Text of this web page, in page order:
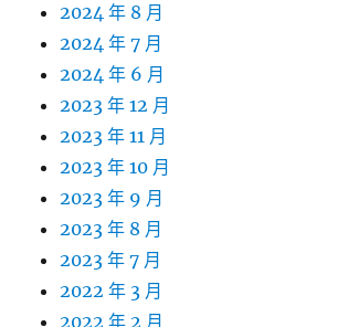
2024 年 8 月
2024 年 7 月
2024 年 6 月
2023 年 12 月
2023 年 11 月
2023 年 10 月
2023 年 9 月
2023 年 8 月
2023 年 7 月
2022 年 3 月
2022 年 2 月